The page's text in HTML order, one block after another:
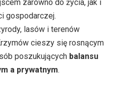
zarówno do życia, jak i
gospodarczej.
lasów i terenów
cieszy się rosnącym
poszukujących balansu
a prywatnym.